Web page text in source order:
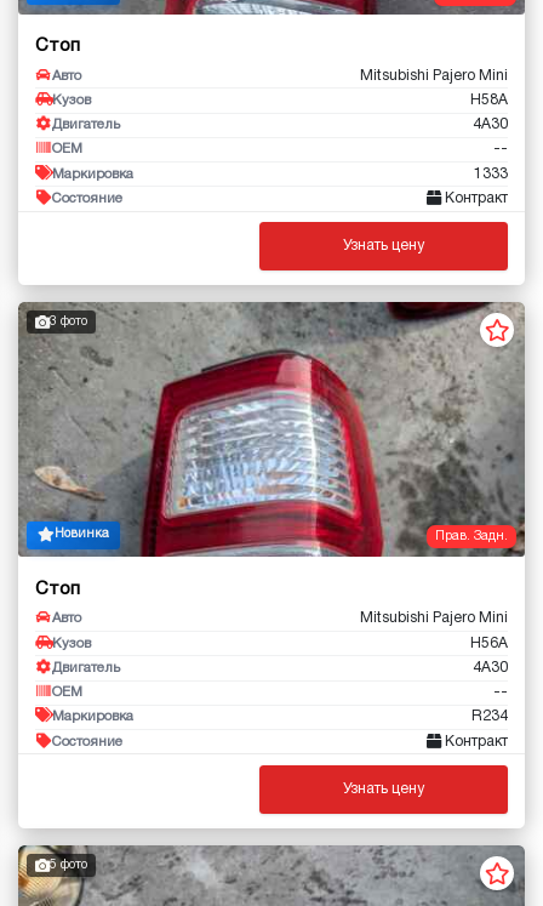
Стоп
Авто Mitsubishi Pajero Mini
Кузов H58A
Двигатель 4A30
OEM --
Маркировка 1333
Состояние Контракт
Узнать цену
Прав. Задн.
3 фото
Новинка
Стоп
Авто Mitsubishi Pajero Mini
Кузов H56A
Двигатель 4A30
OEM --
Маркировка R234
Состояние Контракт
Узнать цену
5 фото